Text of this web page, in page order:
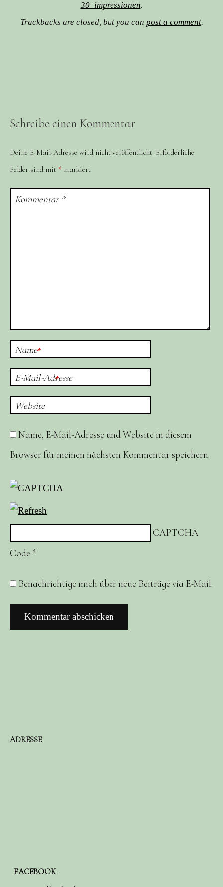
30_impressionen.
Trackbacks are closed, but you can post a comment.
Schreibe einen Kommentar
Deine E-Mail-Adresse wird nicht veröffentlicht. Erforderliche
Felder sind mit * markiert
Kommentar *
Name*
E-Mail-Adresse
*
Website
Name, E-Mail-Adresse und Website in diesem
Browser für meinen nächsten Kommentar speichern.
CAPTCHA
Code *
Benachrichtige mich über neue Beiträge via E-Mail.
ADRESSE
FACEBOOK